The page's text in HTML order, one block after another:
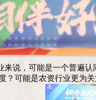
说，可能是一个普遍认
？可能是农资行业更为关